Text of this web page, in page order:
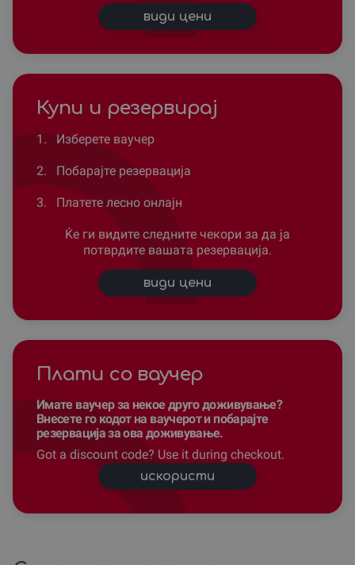
види цени
Купи и резервирај
1. Изберете ваучер
2. Побарајте резервација
3. Платете лесно онлајн
Ќе ги видите следните чекори за да ја
потврдите вашата резервација.
види цени
Плати со ваучер
Имате ваучер за некое друго доживување?
Внесете го кодот на ваучерот и побарајте
резервација за ова доживување.
Got a discount code? Use it during checkout.
искористи